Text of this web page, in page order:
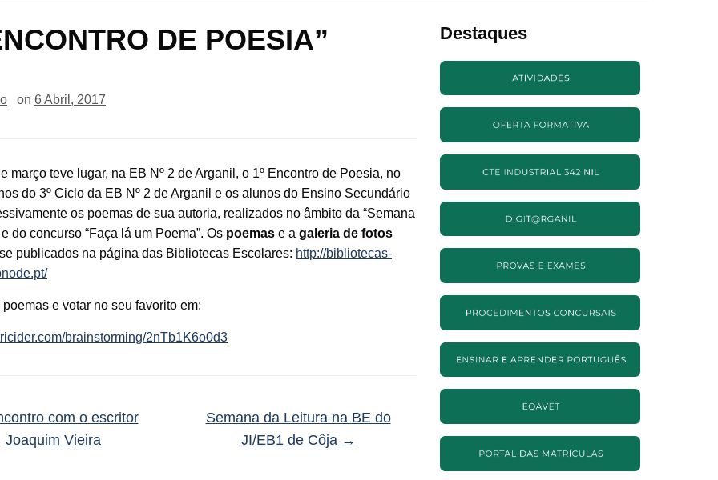
DE POESIA”
on 6 Abril, 2017
março teve lugar, na EB Nº 2 de Arganil, o 1º Encontro de Poesia, no
do 3º Ciclo da EB Nº 2 de Arganil e os alunos do Ensino Secundário
os poemas de sua autoria, realizados no âmbito da “Semana
do concurso “Faça lá um Poema”. Os poemas e a galeria de fotos
publicados na página das Bibliotecas Escolares: http://bibliotecas-
poemas e votar no seu favorito em:
brainstorming/2nTb1K6o0d3
com o escritor
Joaquim Vieira
Semana da Leitura na BE do
JI/EB1 de Côja →
Destaques